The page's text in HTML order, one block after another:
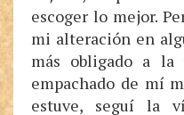
escoger lo mejor.
mi alteración en
más obligado a
empachado de mí
estuve, seguí la